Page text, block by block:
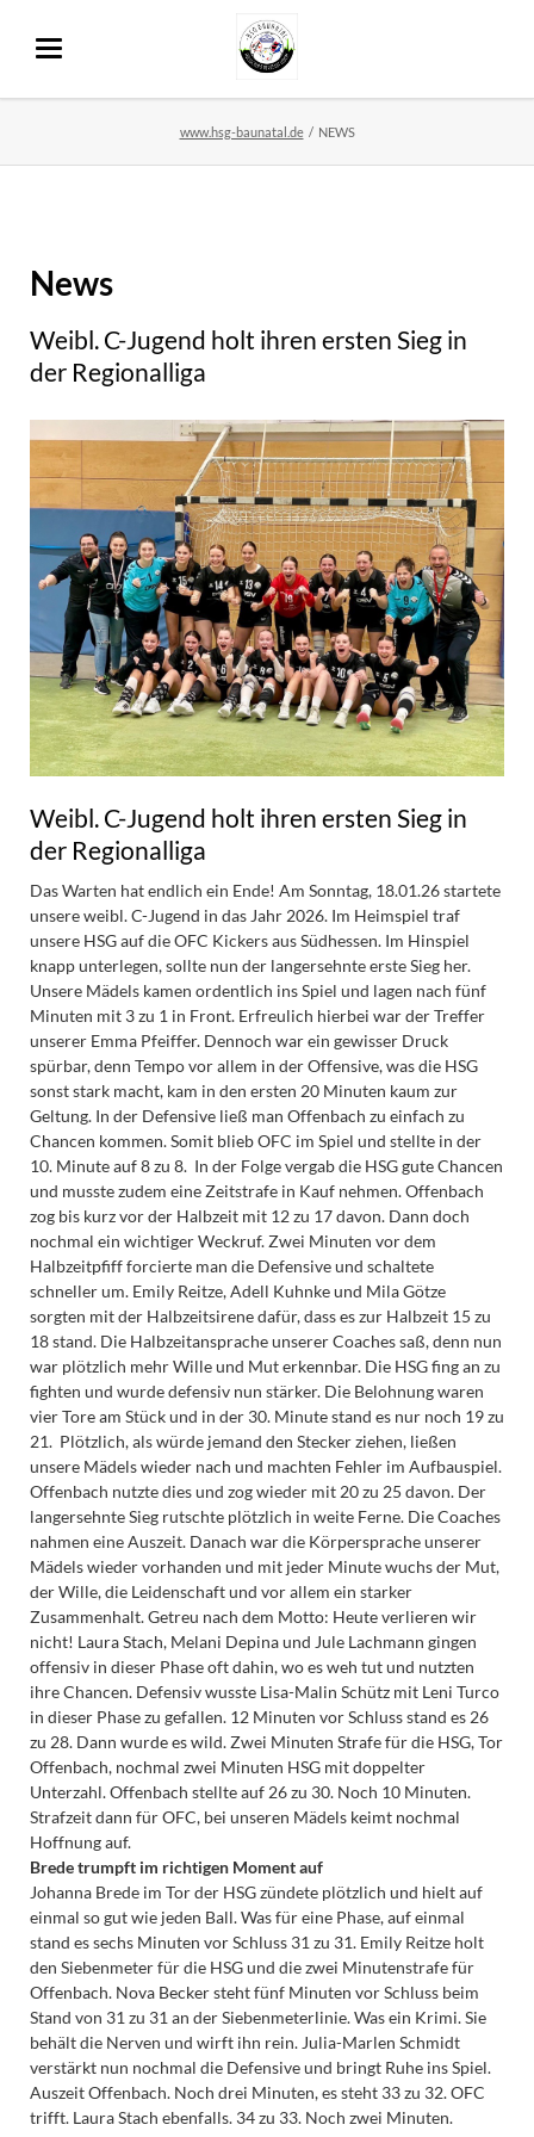
www.hsg-baunatal.de NEWS
News
Weibl. C-Jugend holt ihren ersten Sieg in
der Regionalliga
Weibl. C-Jugend holt ihren ersten Sieg in
der Regionalliga
Das Warten hat endlich ein Ende! Am Sonntag, 18.01.26 startete
unsere weibl. C-Jugend in das Jahr 2026. Im Heimspiel traf
unsere HSG auf die OFC Kickers aus Südhessen. Im Hinspiel
knapp unterlegen, sollte nun der langersehnte erste Sieg her.
Unsere Mädels kamen ordentlich ins Spiel und lagen nach fünf
Minuten mit 3 zu 1 in Front. Erfreulich hierbei war der Treffer
unserer Emma Pfeiffer. Dennoch war ein gewisser Druck
spürbar, denn Tempo vor allem in der Offensive, was die HSG
sonst stark macht, kam in den ersten 20 Minuten kaum zur
Geltung. In der Defensive ließ man Offenbach zu einfach zu
Chancen kommen. Somit blieb OFC im Spiel und stellte in der
10. Minute auf 8 zu 8. In der Folge vergab die HSG gute Chancen
und musste zudem eine Zeitstrafe in Kauf nehmen. Offenbach
zog bis kurz vor der Halbzeit mit 12 zu 17 davon. Dann doch
nochmal ein wichtiger Weckruf. Zwei Minuten vor dem
Halbzeitpfiff forcierte man die Defensive und schaltete
schneller um. Emily Reitze, Adell Kuhnke und Mila Götze
sorgten mit der Halbzeitsirene dafür, dass es zur Halbzeit 15 zu
18 stand. Die Halbzeitansprache unserer Coaches saß, denn nun
war plötzlich mehr Wille und Mut erkennbar. Die HSG fing an zu
fighten und wurde defensiv nun stärker. Die Belohnung waren
vier Tore am Stück und in der 30. Minute stand es nur noch 19 zu
21. Plötzlich, als würde jemand den Stecker ziehen, ließen
unsere Mädels wieder nach und machten Fehler im Aufbauspiel.
Offenbach nutzte dies und zog wieder mit 20 zu 25 davon. Der
langersehnte Sieg rutschte plötzlich in weite Ferne. Die Coaches
nahmen eine Auszeit. Danach war die Körpersprache unserer
Mädels wieder vorhanden und mit jeder Minute wuchs der Mut,
der Wille, die Leidenschaft und vor allem ein starker
Zusammenhalt. Getreu nach dem Motto: Heute verlieren wir
nicht! Laura Stach, Melani Depina und Jule Lachmann gingen
offensiv in dieser Phase oft dahin, wo es weh tut und nutzten
ihre Chancen. Defensiv wusste Lisa-Malin Schütz mit Leni Turco
in dieser Phase zu gefallen. 12 Minuten vor Schluss stand es 26
zu 28. Dann wurde es wild. Zwei Minuten Strafe für die HSG, Tor
Offenbach, nochmal zwei Minuten HSG mit doppelter
Unterzahl. Offenbach stellte auf 26 zu 30. Noch 10 Minuten.
Strafzeit dann für OFC, bei unseren Mädels keimt nochmal
Hoffnung auf.
Brede trumpft im richtigen Moment auf
Johanna Brede im Tor der HSG zündete plötzlich und hielt auf
einmal so gut wie jeden Ball. Was für eine Phase, auf einmal
stand es sechs Minuten vor Schluss 31 zu 31. Emily Reitze holt
den Siebenmeter für die HSG und die zwei Minutenstrafe für
Offenbach. Nova Becker steht fünf Minuten vor Schluss beim
Stand von 31 zu 31 an der Siebenmeterlinie. Was ein Krimi. Sie
behält die Nerven und wirft ihn rein. Julia-Marlen Schmidt
verstärkt nun nochmal die Defensive und bringt Ruhe ins Spiel.
Auszeit Offenbach. Noch drei Minuten, es steht 33 zu 32. OFC
trifft. Laura Stach ebenfalls. 34 zu 33. Noch zwei Minuten.